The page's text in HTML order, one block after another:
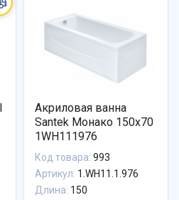
Акриловая ванна
Santek Монако 150х70
1WH111976
Код товара: 993
Артикул: 1.WH11.1.976
Длина: 150